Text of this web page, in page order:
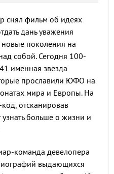
снял фильм об идеях
дань уважения
новые поколения на
собой. Сегодня 100-
именная звезда
прославили ЮФО на
мира и Европы. На
отсканировав
узнать больше о жизни и
команда девелопера
выдающихся